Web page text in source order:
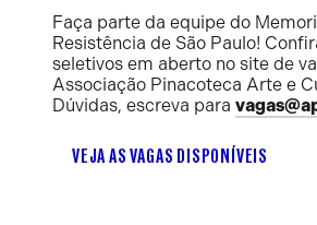
Faça parte da equipe do
Resistência de São Paulo!
seletivos em aberto no site de
Associação Pinacoteca Arte e
Dúvidas, escreva para
VEJA AS VAGAS DISPONÍVEIS